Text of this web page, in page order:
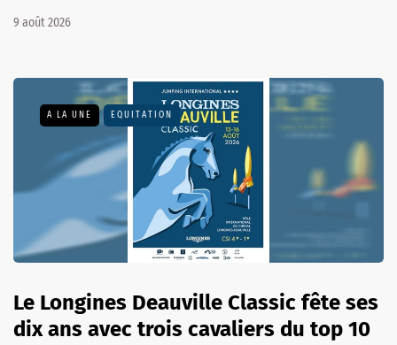
9 août 2026
A LA UNE EQUITATION
Le Longines Deauville Classic fête ses
dix ans avec trois cavaliers du top 10